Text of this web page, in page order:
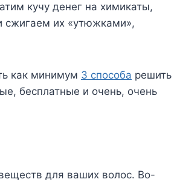
кучу денег на химикаты,
сжигаем их «утюжками»,
как минимум 3 способа решить
бесплатные и очень, очень
для ваших волос. Во-